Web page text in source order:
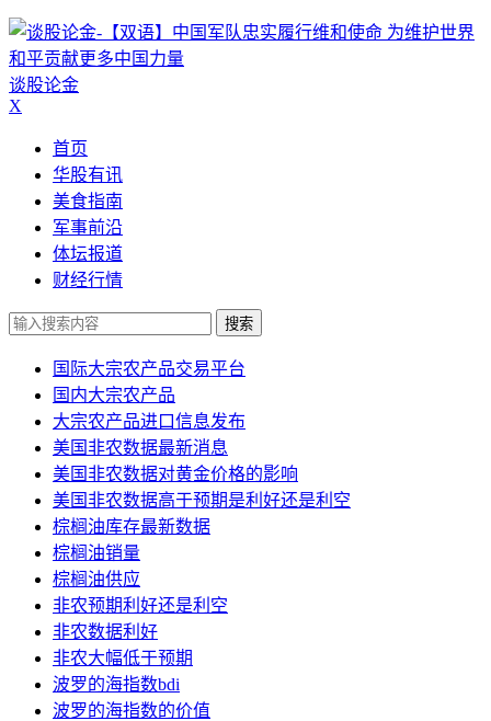
谈股论金
X
首页
华股有讯
美食指南
军事前沿
体坛报道
财经行情
搜索
国际大宗农产品交易平台
国内大宗农产品
大宗农产品进口信息发布
美国非农数据最新消息
美国非农数据对黄金价格的影响
美国非农数据高于预期是利好还是利空
棕榈油库存最新数据
棕榈油销量
棕榈油供应
非农预期利好还是利空
非农数据利好
非农大幅低于预期
波罗的海指数bdi
波罗的海指数的价值